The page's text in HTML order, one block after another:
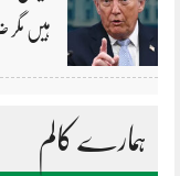
ہیں
ہمارے کالم